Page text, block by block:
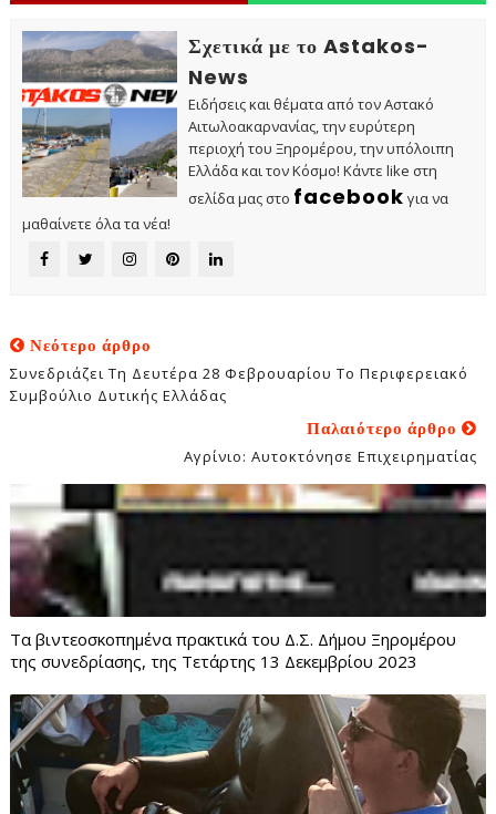
Σχετικά με το Astakos-
News
Ειδήσεις και θέματα από τον Αστακό
Αιτωλοακαρνανίας, την ευρύτερη
περιοχή του Ξηρομέρου, την υπόλοιπη
Ελλάδα και τον Κόσμο! Κάντε like στη
σελίδα μας στο facebook για να
μαθαίνετε όλα τα νέα!
Νεότερο άρθρο
Συνεδριάζει Τη Δευτέρα 28 Φεβρουαρίου Το Περιφερειακό
Συμβούλιο Δυτικής Ελλάδας
Παλαιότερο άρθρο
Αγρίνιο: Αυτοκτόνησε Επιχειρηματίας
Τα βιντεοσκοπημένα πρακτικά του Δ.Σ. Δήμου Ξηρομέρου
της συνεδρίασης, της Τετάρτης 13 Δεκεμβρίου 2023